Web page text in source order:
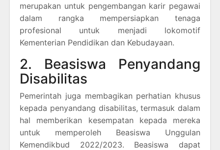
merupakan untuk pengembangan karir pegawai
dalam rangka mempersiapkan tenaga
profesional untuk menjadi lokomotif
Kementerian Pendidikan dan Kebudayaan.
2. Beasiswa Penyandang
Disabilitas
Pemerintah juga membagikan perhatian khusus
kepada penyandang disabilitas, termasuk dalam
hal memberikan kesempatan kepada mereka
untuk memperoleh Beasiswa Unggulan
Kemendikbud 2022/2023. Beasiswa dapat